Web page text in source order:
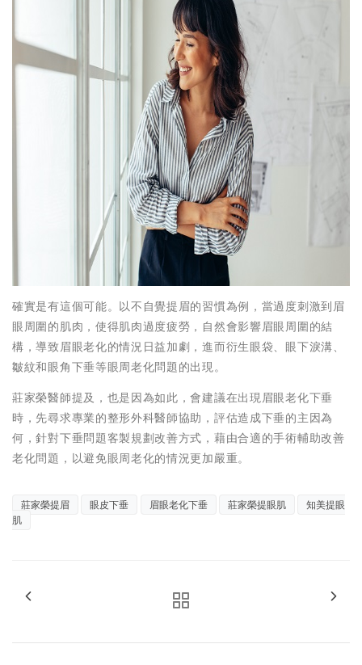
確實是有這個可能。以不自覺提眉的習慣為例，當過度刺激到眉
眼周圍的肌肉，使得肌肉過度疲勞，自然會影響眉眼周圍的結
構，導致眉眼老化的情況日益加劇，進而衍生眼袋、眼下淚溝、
皺紋和眼角下垂等眼周老化問題的出現。
莊家榮醫師提及，也是因為如此，會建議在出現眉眼老化下垂
時，先尋求專業的整形外科醫師協助，評估造成下垂的主因為
何，針對下垂問題客製規劃改善方式，藉由合適的手術輔助改善
老化問題，以避免眼周老化的情況更加嚴重。
莊家榮提眉 眼皮下垂 眉眼老化下垂 莊家榮提眼肌
知美提眼
肌